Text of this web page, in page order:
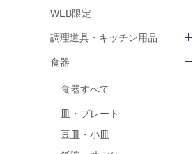
WEB限定
調理道具・キッチン用品
食器
食器すべて
皿・プレート
豆皿・小皿